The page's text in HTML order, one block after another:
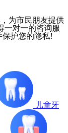
为市民朋友提供
一对一的咨询服
护您的隐私!
儿童牙